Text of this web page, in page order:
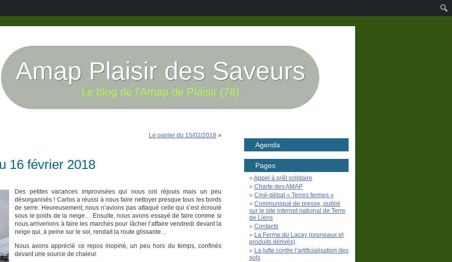
Amap Plaisir des Saveurs
Le blog de l'Amap de Plaisir (78)
Le panier du 15/02/2018 »
16 février 2018
Des petites vacances improvisées qui nous ont réjouis mais un peu
désorganisés ! Carlos a réussi à nous faire nettoyer presque tous les bords
de serre. Heureusement, nous n’avions pas attaqué celle qui s’est écroulé
sous le poids de la neige… Ensuite, nous avons essayé de faire comme si
nous arriverions à faire les marchés pour lâcher l’affaire vendredi devant la
neige qui, à peine sur le sol, rendait la route glissante…
Nous avons apprécié ce repos inopiné, un peu hors du temps, confinés
devant une source de chaleur.
Agenda
Pages
Appel à prêt solidaire
Charte des AMAP
Ciné-débat « Terres fermes »
Communiqué de presse, publié
sur le site internet national de Terre
de Liens
Contacts
La Ferme du Lacay (pruneaux et
produits dérivés)
La lutte contre l’artificialisation des
sols